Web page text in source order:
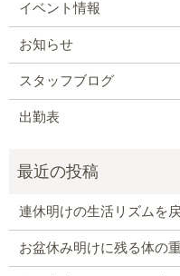
イベント情報
お知らせ
スタッフブログ
出勤表
連休明けの生活リズムを
お盆休み明けに残る体の